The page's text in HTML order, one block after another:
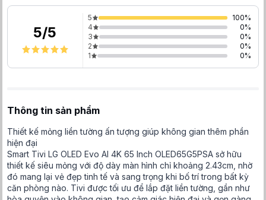
5/5
5 100%
4
0%
3
0%
2
0%
1
0%
Thông tin sản phẩm
Thiết kế mỏng liền tường ấn tượng giúp không gian thêm phần
hiện đại
Smart Tivi LG OLED Evo AI 4K 65 Inch OLED65G5PSA sở hữu
thiết kế siêu mỏng với độ dày màn hình chỉ khoảng 2.43cm, nhờ
đó mang lại vẻ đẹp tinh tế và sang trọng khi bố trí trong bất kỳ
căn phòng nào. Tivi được tối ưu để lắp đặt liền tường, gần như